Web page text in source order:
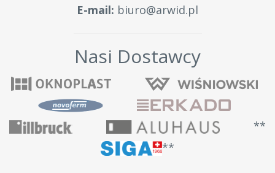
E-mail: biuro@arwid.pl
Nasi Dostawcy
**
**